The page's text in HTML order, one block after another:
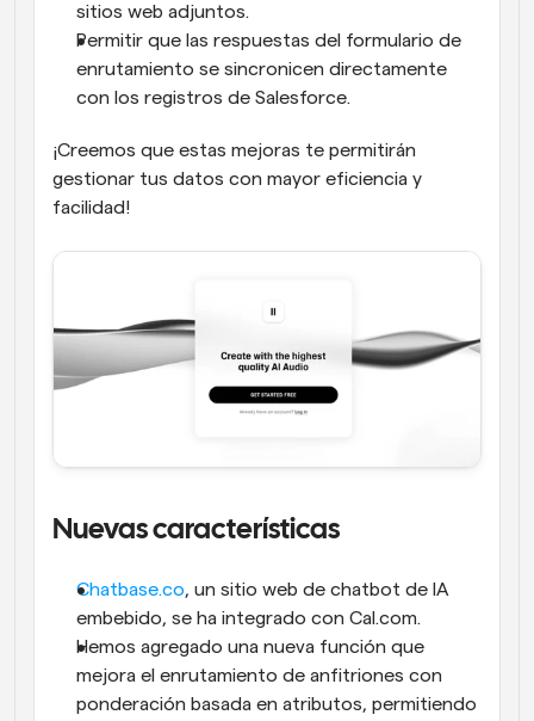
sitios web adjuntos.
Permitir que las respuestas del formulario de
enrutamiento se sincronicen directamente
con los registros de Salesforce.
¡Creemos que estas mejoras te permitirán
gestionar tus datos con mayor eficiencia y
facilidad!
Nuevas características
Chatbase.co, un sitio web de chatbot de IA
embebido, se ha integrado con Cal.com.
Hemos agregado una nueva función que
mejora el enrutamiento de anfitriones con
ponderación basada en atributos, permitiendo